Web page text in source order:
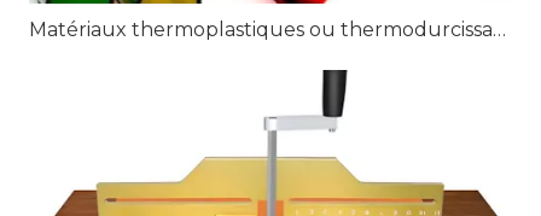
Matériaux thermoplastiques ou thermodurcissables : informations complètes